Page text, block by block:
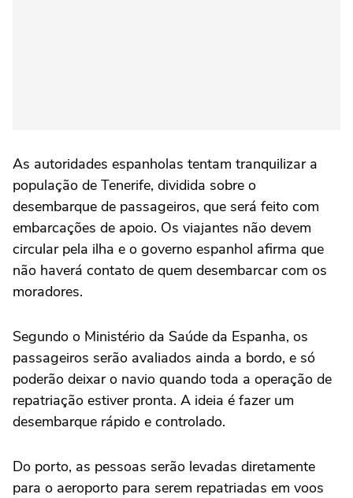
As autoridades espanholas tentam tranquilizar a
população de Tenerife, dividida sobre o
desembarque de passageiros, que será feito com
embarcações de apoio. Os viajantes não devem
circular pela ilha e o governo espanhol afirma que
não haverá contato de quem desembarcar com os
moradores.
Segundo o Ministério da Saúde da Espanha, os
passageiros serão avaliados ainda a bordo, e só
poderão deixar o navio quando toda a operação de
repatriação estiver pronta. A ideia é fazer um
desembarque rápido e controlado.
Do porto, as pessoas serão levadas diretamente
para o aeroporto para serem repatriadas em voos